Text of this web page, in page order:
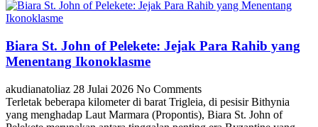
Biara St. John of Pelekete: Jejak Para Rahib yang
Menentang Ikonoklasme
akudianatoliaz 28 Julai 2026 No Comments
Terletak beberapa kilometer di barat Trigleia, di pesisir Bithynia
yang menghadap Laut Marmara (Propontis), Biara St. John of